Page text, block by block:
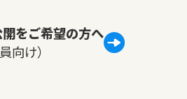
をご希望の方へ
向け）